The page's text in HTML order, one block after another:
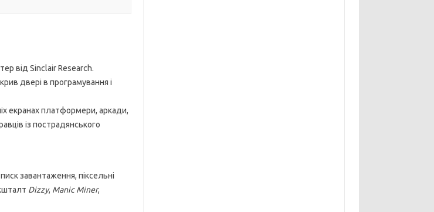
від Sinclair Research.
двері в програмування і
екранах платформери, аркади,
із пострадянського
завантаження, піксельні
Dizzy, Manic Miner,